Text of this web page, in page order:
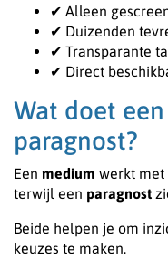
✔ Alleen
✔ Duizenden
✔ Transparante
✔ Direct
Wat doet
paragnost?
Een medium werkt met
terwijl een paragnost
Beide helpen je om
keuzes te maken.